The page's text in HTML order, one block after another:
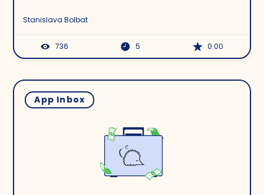
Stanislava Bolbat
736 5 0.00
App Inbox